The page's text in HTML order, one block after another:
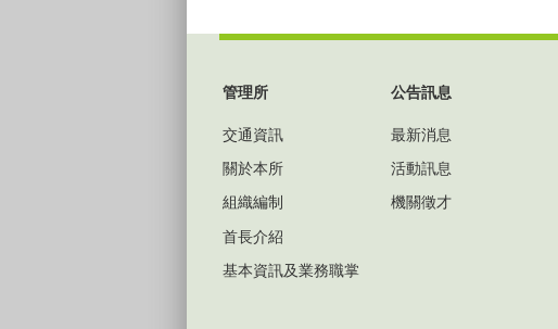
管理所
交通資訊
關於本所
組織編制
首長介紹
基本資訊及業務職掌
公告訊息
最新消息
活動訊息
機關徵才